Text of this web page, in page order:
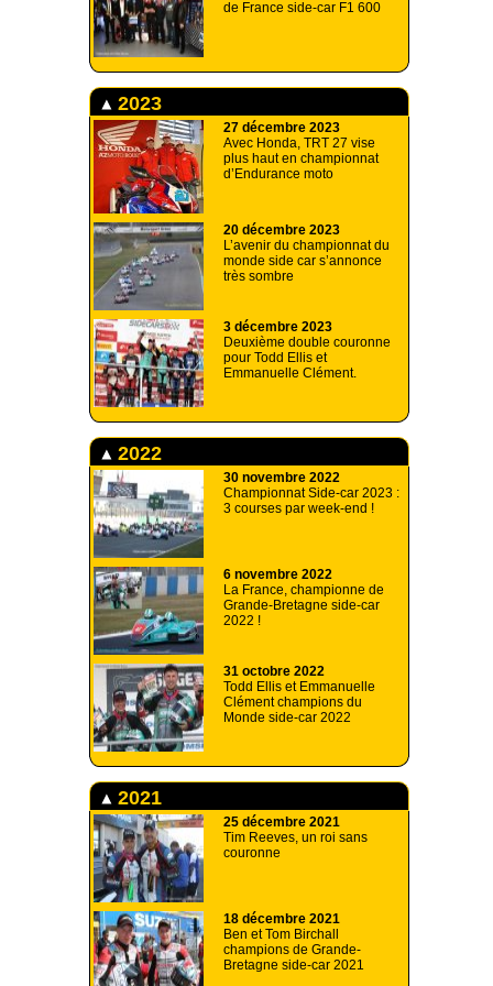
de France side-car F1 600
2023
27 décembre 2023
Avec Honda, TRT 27 vise
plus haut en championnat
d’Endurance moto
20 décembre 2023
L’avenir du championnat du
monde side car s’annonce
très sombre
3 décembre 2023
Deuxième double couronne
pour Todd Ellis et
Emmanuelle Clément.
2022
30 novembre 2022
Championnat Side-car 2023 :
3 courses par week-end !
6 novembre 2022
La France, championne de
Grande-Bretagne side-car
2022 !
31 octobre 2022
Todd Ellis et Emmanuelle
Clément champions du
Monde side-car 2022
2021
25 décembre 2021
Tim Reeves, un roi sans
couronne
18 décembre 2021
Ben et Tom Birchall
champions de Grande-
Bretagne side-car 2021